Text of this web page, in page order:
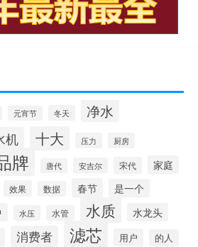
元宵节 冬天 净水
机 十大 压力 厨房
牌 唐代 安吉尔 宋代
家庭
效果 数据 春节 是一个
水压 水管 水质 水龙头
消费者 滤芯 用户 的人